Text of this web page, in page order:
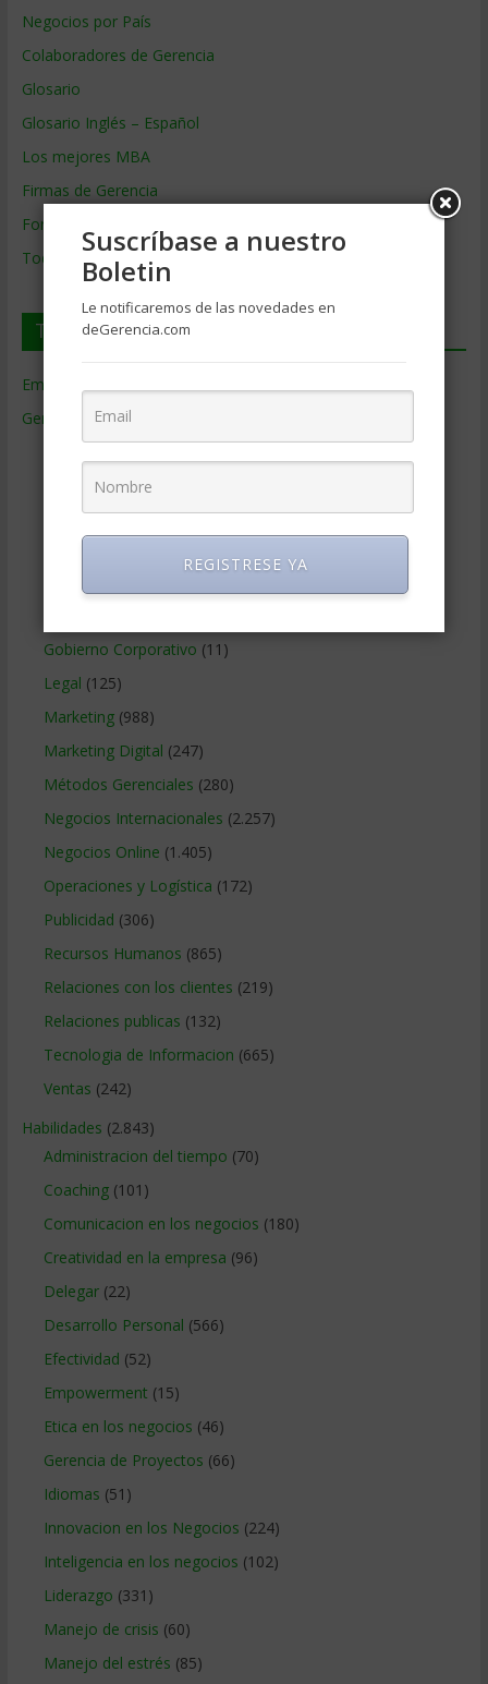
Negocios por País
Colaboradores de Gerencia
Glosario
Glosario Inglés – Español
Los mejores MBA
Firmas de Gerencia
Formación de Gerencia
Todos los Temas
Temas de Gerencia
Empresas de Gerencia
Gerencia
(9.477)
Ciencias Económicas(80)
Contabilidad(466)
Educacion Gerencial(454)
Gobierno Corporativo (11)
Legal (125)
Marketing(988)
Marketing Digital (247)
Métodos Gerenciales (280)
Negocios Internacionales (2.257)
Negocios Online (1.405)
Operaciones y Logística (172)
Publicidad (306)
Recursos Humanos (865)
Relaciones con los clientes (219)
Relaciones publicas (132)
Tecnologia de Informacion (665)
Ventas (242)
Habilidades (2.843)
Administracion del tiempo (70)
Coaching(101)
Comunicacion en los negocios (180)
Creatividad en la empresa (96)
Delegar(22)
Desarrollo Personal (566)
Efectividad (52)
Empowerment (15)
Etica en los negocios (46)
Gerencia de Proyectos (66)
Idiomas (51)
Innovacion en los Negocios (224)
Inteligencia en los negocios (102)
Liderazgo (331)
Manejo de crisis (60)
Manejo del estrés (85)
Suscríbase a nuestro
Boletin
Le notificaremos de las novedades en
deGerencia.com
REGISTRESE YA